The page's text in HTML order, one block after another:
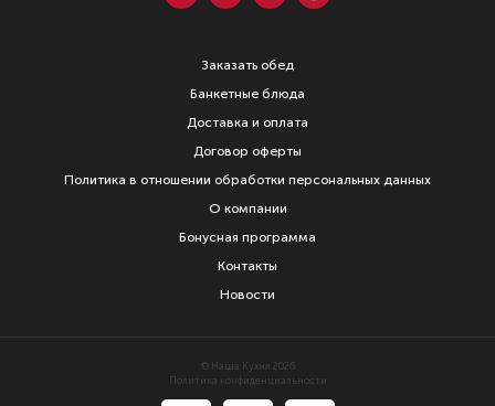
Заказать обед
Банкетные блюда
Доставка и оплата
Договор оферты
Политика в отношении обработки персональных данных
О компании
Бонусная программа
Контакты
Новости
© Наша Кухня 2026
Политика конфиденциальности